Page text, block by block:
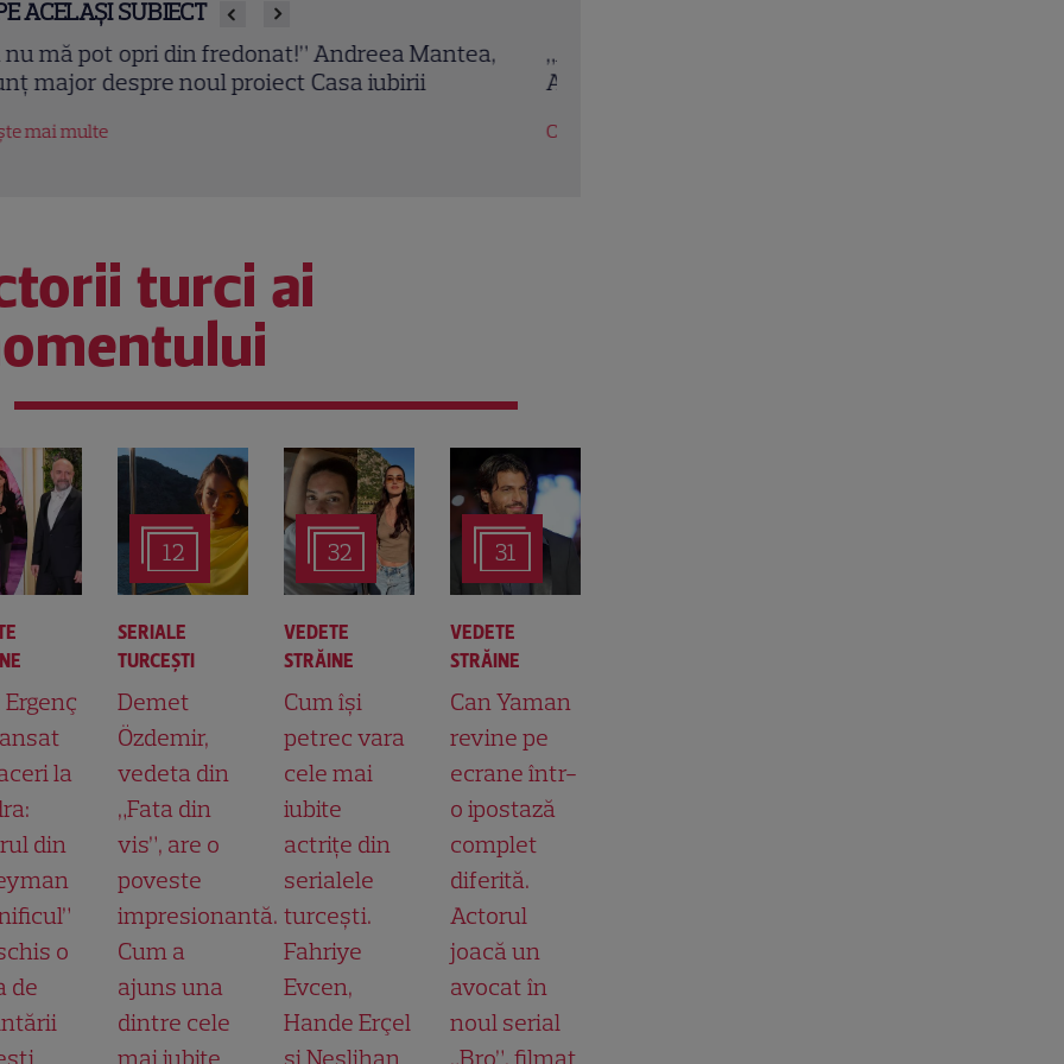
ACELAȘI SUBIECT
ajuns să divorțez!” De ce consideră psihologul
Vulpescu propria despărțire un succes
mai multe
turci ai
la
din
o
de
12
SERIALE
TURCEŞTI
Demet
Özdemir,
vedeta din
„Fata din
vis”, are o
poveste
impresionantă.
Cum a
ajuns una
dintre cele
mai iubite
32
VEDETE
STRĂINE
Cum își
petrec vara
cele mai
iubite
actrițe din
serialele
turcești.
Fahriye
Evcen,
Hande Erçel
și Neslihan
31
VEDETE
STRĂINE
Can Yaman
revine pe
ecrane într-
o ipostază
complet
diferită.
Actorul
joacă un
avocat în
noul serial
„Bro”, filmat